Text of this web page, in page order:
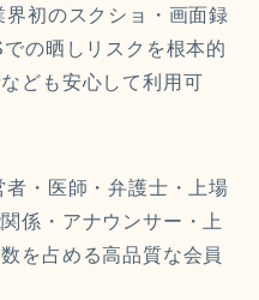
界初のスクショ・画面録
の晒しリスクを根本的
ども安心して利用可
者・医師・弁護士・上場
係・アナウンサー・上
を占める高品質な会員